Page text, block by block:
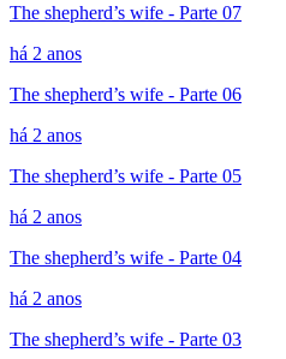
The shepherd’s wife - Parte 07
há 2 anos
The shepherd’s wife - Parte 06
há 2 anos
The shepherd’s wife - Parte 05
há 2 anos
The shepherd’s wife - Parte 04
há 2 anos
The shepherd’s wife - Parte 03